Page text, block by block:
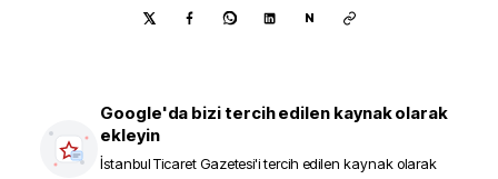
N
Google'da bizi tercih edilen kaynak olarak
ekleyin
İstanbul Ticaret Gazetesi'i tercih edilen kaynak olarak